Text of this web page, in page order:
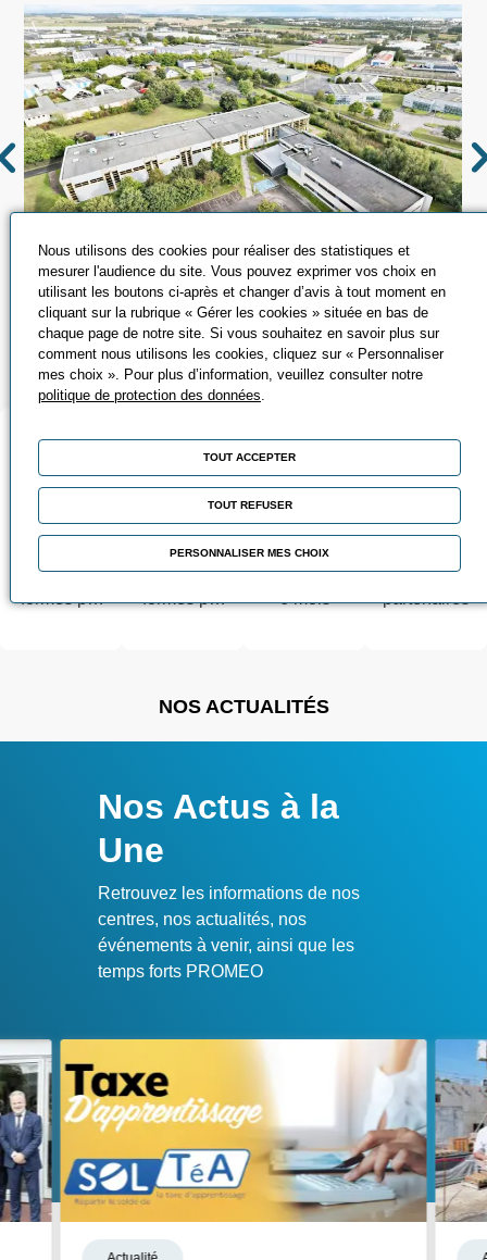
POINTS FORTS PROMEO
3 100
alternautes
formés par
21 000
salariés
formés par
98,6%
d’insertion à
6 mois
3 500
entreprises
partenaires
NOS ACTUALITÉS
Nos Actus à la
Une
Retrouvez les informations de nos
centres, nos actualités, nos
événements à venir, ainsi que les
temps forts PROMEO
Nous utilisons des cookies pour réaliser des statistiques et
mesurer l'audience du site. Vous pouvez exprimer vos choix en
utilisant les boutons ci-après et changer d’avis à tout moment en
cliquant sur la rubrique « Gérer les cookies » située en bas de
chaque page de notre site. Si vous souhaitez en savoir plus sur
comment nous utilisons les cookies, cliquez sur « Personnaliser
mes choix ». Pour plus d’information, veuillez consulter notre
politique de protection des données
TOUT ACCEPTER
TOUT REFUSER
PERSONNALISER MES CHOIX